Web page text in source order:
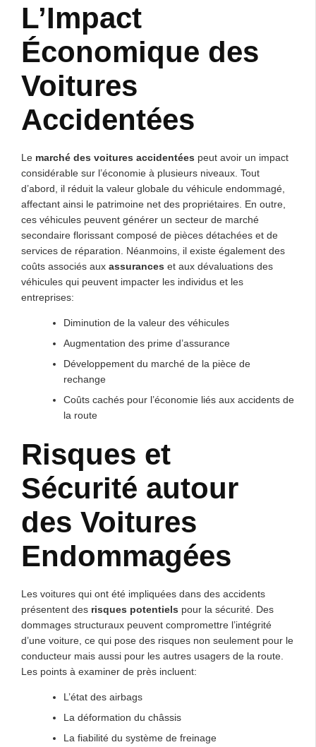
L’Impact
Économique des
Voitures
Accidentées
Le marché des voitures accidentées peut avoir un impact
considérable sur l’économie à plusieurs niveaux. Tout
d’abord, il réduit la valeur globale du véhicule endommagé,
affectant ainsi le patrimoine net des propriétaires. En outre,
ces véhicules peuvent générer un secteur de marché
secondaire florissant composé de pièces détachées et de
services de réparation. Néanmoins, il existe également des
coûts associés aux assurances et aux dévaluations des
véhicules qui peuvent impacter les individus et les
entreprises:
Diminution de la valeur des véhicules
Augmentation des prime d’assurance
Développement du marché de la pièce de
rechange
Coûts cachés pour l’économie liés aux accidents de
la route
Risques et
Sécurité autour
des Voitures
Endommagées
Les voitures qui ont été impliquées dans des accidents
présentent des risques potentiels pour la sécurité. Des
dommages structuraux peuvent compromettre l’intégrité
d’une voiture, ce qui pose des risques non seulement pour le
conducteur mais aussi pour les autres usagers de la route.
Les points à examiner de près incluent:
L’état des airbags
La déformation du châssis
La fiabilité du système de freinage